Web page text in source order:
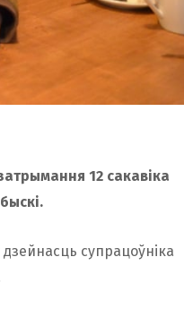
12 сакавіка
супрацоўніка